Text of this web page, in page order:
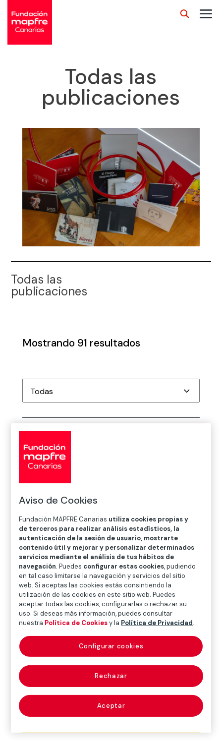
Todas las
publicaciones
Todas las
publicaciones
Mostrando 91 resultados
Todas
¿Una mancha…? ¿Qué mancha?/ Une tache… ?
Quelle tache ? Español/francés
Lucía Torrent Navarro
Aviso de Cookies
Fundación MAPFRE Canarias utiliza cookies propias y
de terceros para realizar análisis estadísticos, la
autenticación de la sesión de usuario, mostrarte
contenido útil y mejorar y personalizar determinados
servicios mediante el análisis de tus hábitos de
navegación. Puedes configurar estas cookies, pudiendo
en tal caso limitarse la navegación y servicios del sitio
web. Si aceptas las cookies estás consintiendo la
utilización de las cookies en este sitio web. Puedes
aceptar todas las cookies, configurarlas o rechazar su
uso. Si deseas más información, puedes consultar
nuestra Política de Cookiesy la Política de Privacidad.
Rechazar
Aceptar
Configurar cookies